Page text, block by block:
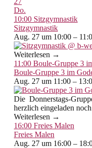
Do.
10:00 Sitzgymnastik
Sitzgymnastik
Aug. 27 um 10:00 –
Weiterlesen →
11:00 Boule-Gruppe 3
Boule-Gruppe 3 im
Aug. 27 um 11:00 –
Die Donnerstags-
herzlich eingeladen
Weiterlesen →
16:00 Freies Malen
Freies Malen
Aug. 27 um 16:00 –